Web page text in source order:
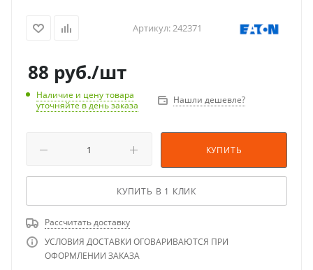
Артикул:242371
88 руб./шт
Наличие и цену товара
уточняйте в день заказа
Нашли дешевле?
КУПИТЬ
КУПИТЬ В 1 КЛИК
Рассчитать доставку
УСЛОВИЯ ДОСТАВКИ ОГОВАРИВАЮТСЯ ПРИ
ОФОРМЛЕНИИ ЗАКАЗА